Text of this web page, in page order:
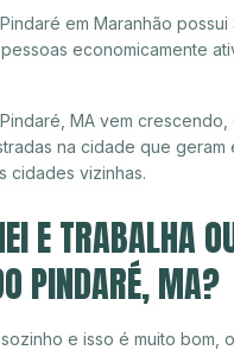
em Maranhão
economicamente
MA vem
na cidade que
cidades vizinhas.
E TRABALHA
PINDARÉ, MA?
e isso é muito bom,